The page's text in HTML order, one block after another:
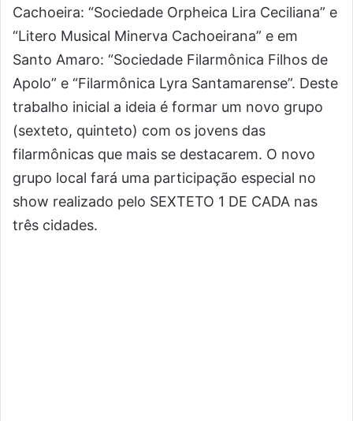
Cachoeira: “Sociedade Orpheica Lira Ceciliana” e
“Litero Musical Minerva Cachoeirana” e em
Santo Amaro: “Sociedade Filarmônica Filhos de
Apolo” e “Filarmônica Lyra Santamarense”. Deste
trabalho inicial a ideia é formar um novo grupo
(sexteto, quinteto) com os jovens das
filarmônicas que mais se destacarem. O novo
grupo local fará uma participação especial no
show realizado pelo SEXTETO 1 DE CADA nas
três cidades.